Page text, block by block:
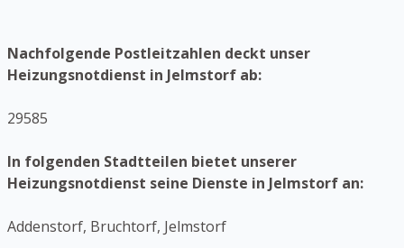
Nachfolgende Postleitzahlen deckt unser
Heizungsnotdienst in Jelmstorf ab:
29585
In folgenden Stadtteilen bietet unserer
Heizungsnotdienst seine Dienste in Jelmstorf an:
Addenstorf, Bruchtorf, Jelmstorf